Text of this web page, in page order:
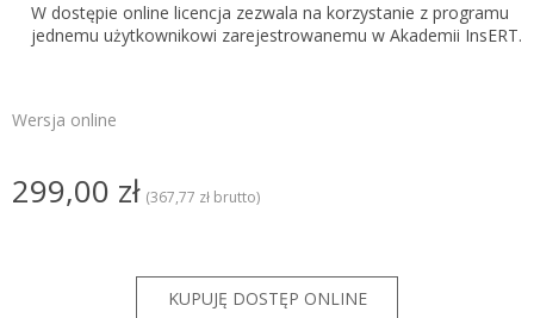
W dostępie online licencja zezwala na korzystanie z programu
jednemu użytkownikowi zarejestrowanemu w Akademii InsERT.
Wersja online
299,00 zł (367,77 zł brutto)